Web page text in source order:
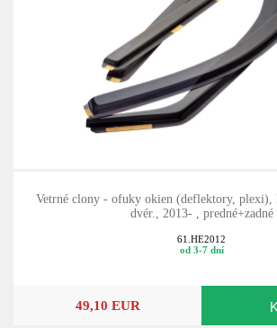
Vetrné clony - ofuky okien (deflektory, plexi),
dvér., 2013- , predné+zadné
61.HE2012
od 3-7 dní
49,10 EUR